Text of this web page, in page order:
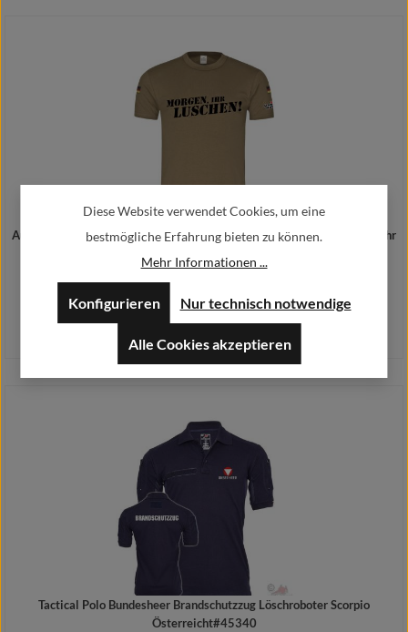
Ausbilder Schmidt - Tropenshirt - MORGEN IHR LUSCHEN ! Bundeswehr
Preise inkl. MwSt. zzgl. Versandkosten
Tactical Polo Bundesheer Brandschutzzug Löschroboter Scorpio
Österreicht#45340
Diese Website verwendet Cookies, um eine
bestmögliche Erfahrung bieten zu können.
Mehr Informationen ...
Nur technisch notwendige
Konfigurieren
Alle Cookies akzeptieren